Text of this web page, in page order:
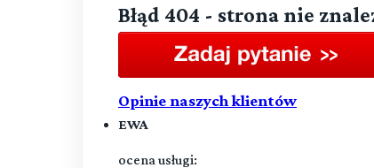
Błąd 404 - strona nie
Opinie naszych klientów
EWA
ocena usługi: